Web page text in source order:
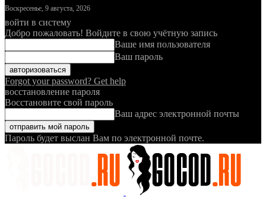
Воскресенье, 9 августа, 2026
войти в систему
Добро пожаловать! Войдите в свою учётную запись
Ваше имя пользователя
Ваш пароль
Forgot your password? Get help
восстановление пароля
Восстановите свой пароль
Ваш адрес электронной почты
Пароль будет выслан Вам по электронной почте.